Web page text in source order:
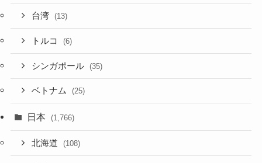
台湾 (13)
トルコ (6)
シンガポール (35)
ベトナム (25)
日本 (1,766)
北海道 (108)